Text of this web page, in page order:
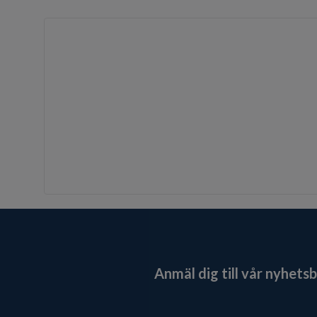
Anmäl dig till vår